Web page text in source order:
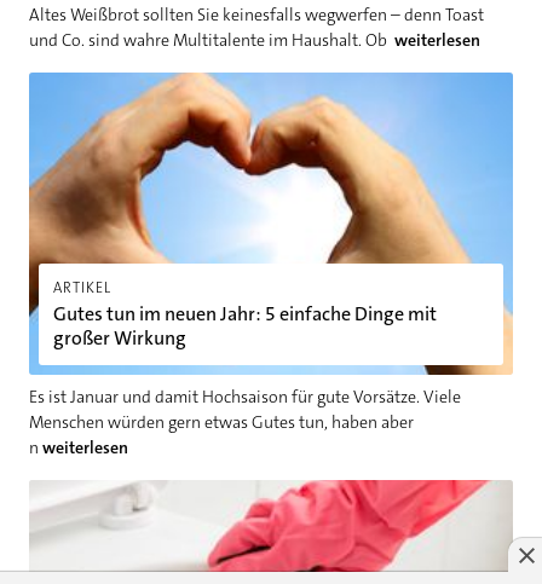
Altes Weißbrot sollten Sie keinesfalls wegwerfen – denn Toast
und Co. sind wahre Multitalente im Haushalt. Ob weiterlesen
ARTIKEL
Gutes tun im neuen Jahr: 5 einfache Dinge mit
großer Wirkung
Es ist Januar und damit Hochsaison für gute Vorsätze. Viele
Menschen würden gern etwas Gutes tun, haben aber
n weiterlesen
Gutes tun im neuen Jahr: 5 einfache Dinge mit großer Wirkung
Toilette stinkt nach Kanal: Was tun?